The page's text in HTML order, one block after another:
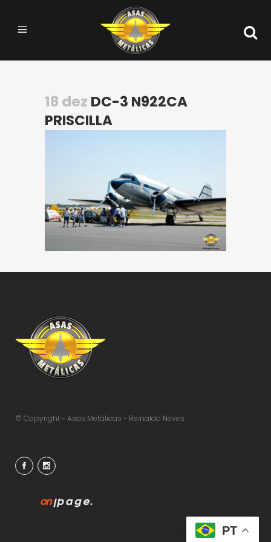
18 dez DC-3 N922CA
PRISCILLA
© Copyright - Asas Metálicas - Reinaldo Neves
PT